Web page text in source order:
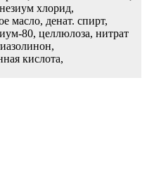
хлорид,
масло, денат. спирт,
80, целлюлоза, нитрат
кислота,